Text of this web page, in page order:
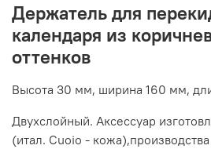
Держатель для
календаря из
оттенков
Высота 30 мм, ширина 160 мм,
Двухслойный. Аксессуар
(итал. Cuoio -